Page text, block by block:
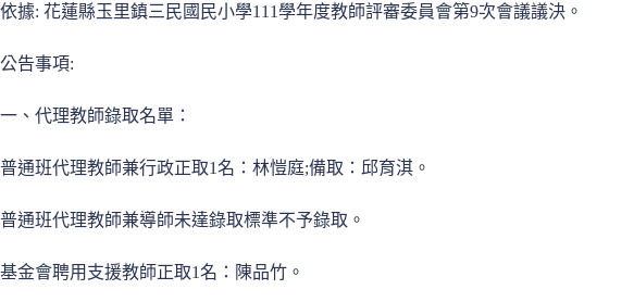
依據: 花蓮縣玉里鎮三民國民小學111學年度教師評審委員會第9次會議議決。
公告事項:
一、代理教師錄取名單：
普通班代理教師兼行政正取1名：林愷庭;備取：邱育淇。
普通班代理教師兼導師未達錄取標準不予錄取。
基金會聘用支援教師正取1名：陳品竹。